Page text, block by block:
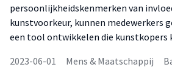
persoonlijkheidskenmerken van
kunstvoorkeur, kunnen medewerkers
een tool ontwikkelen die kunstkopers
2023-06-01
Mens & Maatschappij